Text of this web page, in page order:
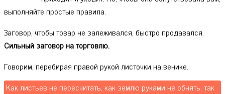
выполняйте простые правила.
Заговор, чтобы товар не залеживался, быстро продавался.
Сильный заговор на торговлю.
Говорим, перебирая правой рукой листочки на венике.
Как листьев не пересчитать, как землю руками не обнять, так